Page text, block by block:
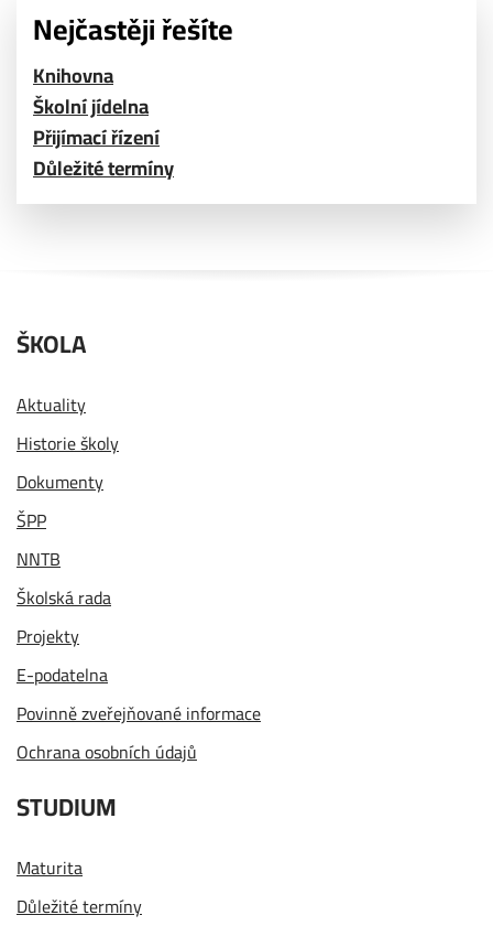
Nejčastěji řešíte
Knihovna
Školní jídelna
Přijímací řízení
Důležité termíny
ŠKOLA
Aktuality
Historie školy
Dokumenty
ŠPP
NNTB
Školská rada
Projekty
E-podatelna
Povinně zveřejňované informace
Ochrana osobních údajů
STUDIUM
Maturita
Důležité termíny